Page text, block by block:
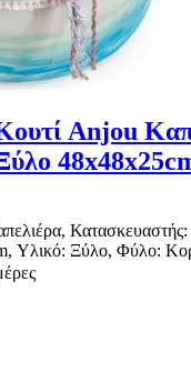
Anjou
Υλικό: Ξύλο, Φύλο: